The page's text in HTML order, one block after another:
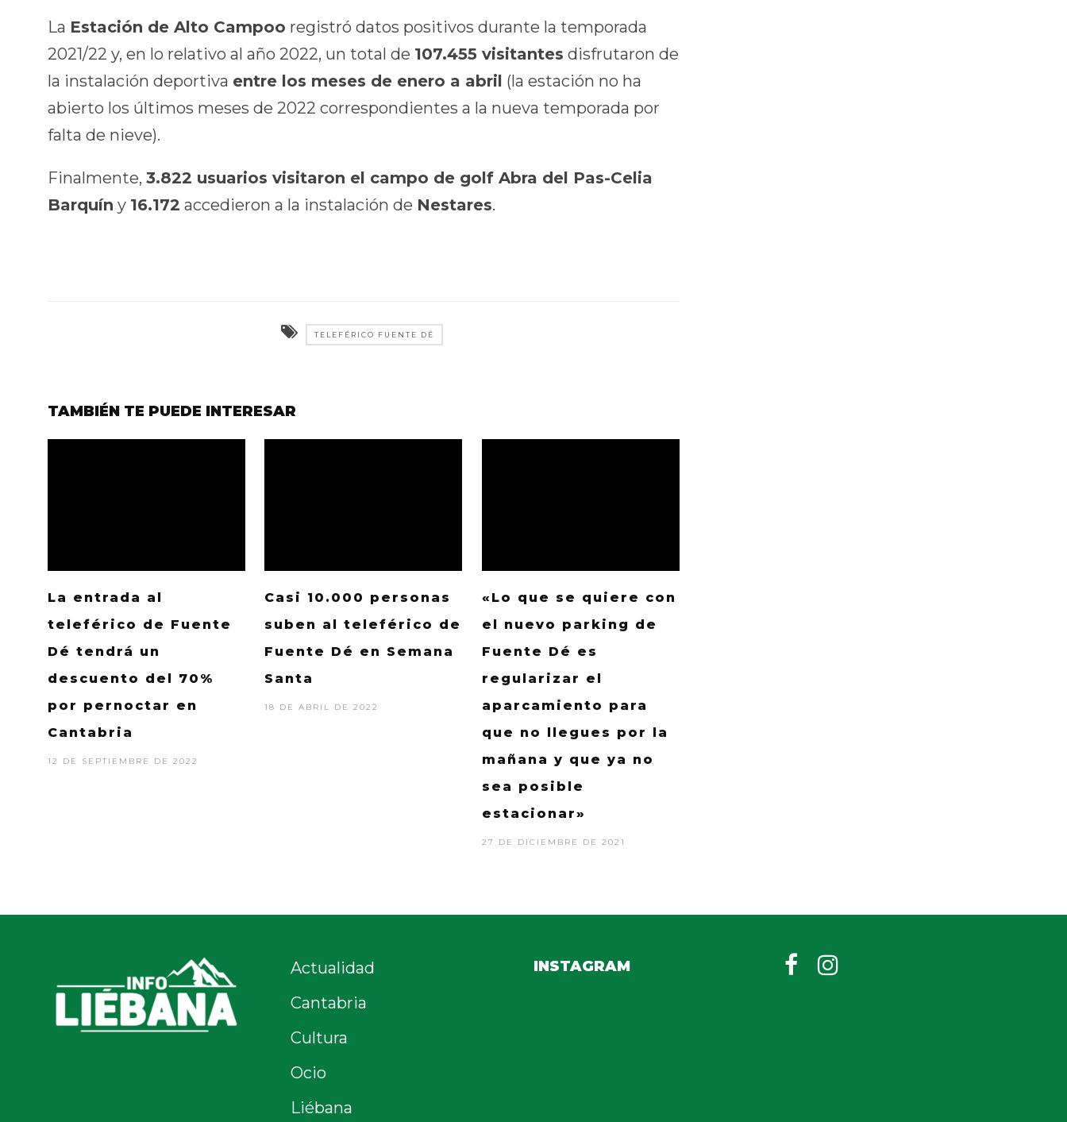
La Estación de Alto Campoo registró datos positivos durante la temporada
2021/22 y, en lo relativo al año 2022, un total de 107.455 visitantes disfrutaron de
la instalación deportiva entre los meses de enero a abril (la estación no ha
abierto los últimos meses de 2022 correspondientes a la nueva temporada por
falta de nieve).
Finalmente, 3.822 usuarios visitaron el campo de golf Abra del Pas-Celia
Barquín y 16.172 accedieron a la instalación de Nestares.
TELEFÉRICO FUENTE DÉ
TAMBIÉN TE PUEDE INTERESAR
La entrada al
teleférico de Fuente
Dé tendrá un
descuento del 70%
por pernoctar en
Cantabria
12 DE SEPTIEMBRE DE 2022
Casi 10.000 personas
suben al teleférico de
Fuente Dé en Semana
Santa
18 DE ABRIL DE 2022
«Lo que se quiere con
el nuevo parking de
Fuente Dé es
regularizar el
aparcamiento para
que no llegues por la
mañana y que ya no
sea posible
estacionar»
27 DE DICIEMBRE DE 2021
Actualidad
Cantabria
Cultura
Ocio
Liébana
INSTAGRAM